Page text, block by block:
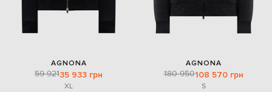
AGNONA
59 92135 933 грн
XL
AGNONA
180 950108 570 грн
S